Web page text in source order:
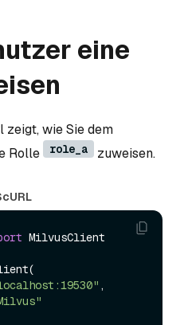
eine
zeigt, wie Sie dem
Rolle role_a zuweisen.
cURL
MilvusClient
,